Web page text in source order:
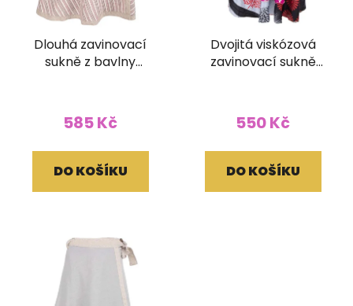
Dlouhá zavinovací
sukně z bavlny
585 Kč
DO KOŠÍKU
Dvojitá viskózová
zavinovací sukně
550 Kč
DO KOŠÍKU